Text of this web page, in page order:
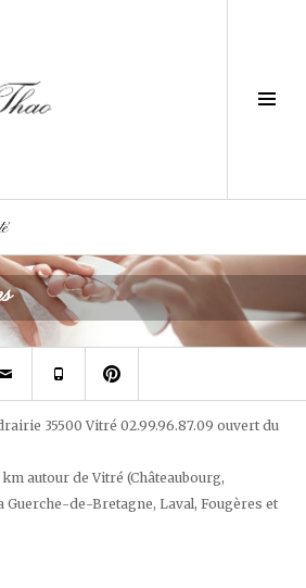
Contacter
Chez
Téléphonez
Chez
Thao
Epinglez
Chez
salon
de
pininterest
35500 Vitré 02.99.96.87.09 ouvert du
autour de Vitré (Châteaubourg,
de-Bretagne, Laval, Fougères et